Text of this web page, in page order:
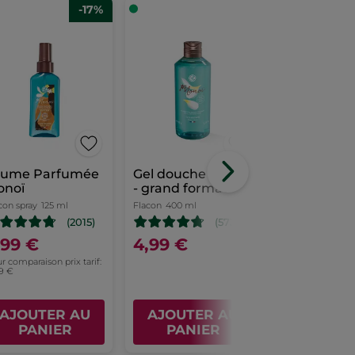
-17%
Parfumée
spray 125 ml
(2015)
€
comparaison prix tarif:
€
AJOUTER AU
PANIER
Gel douche Monoï
- grand format
Flacon 400 ml
(5738)
4,99 €
AJOUTER AU
PANIER